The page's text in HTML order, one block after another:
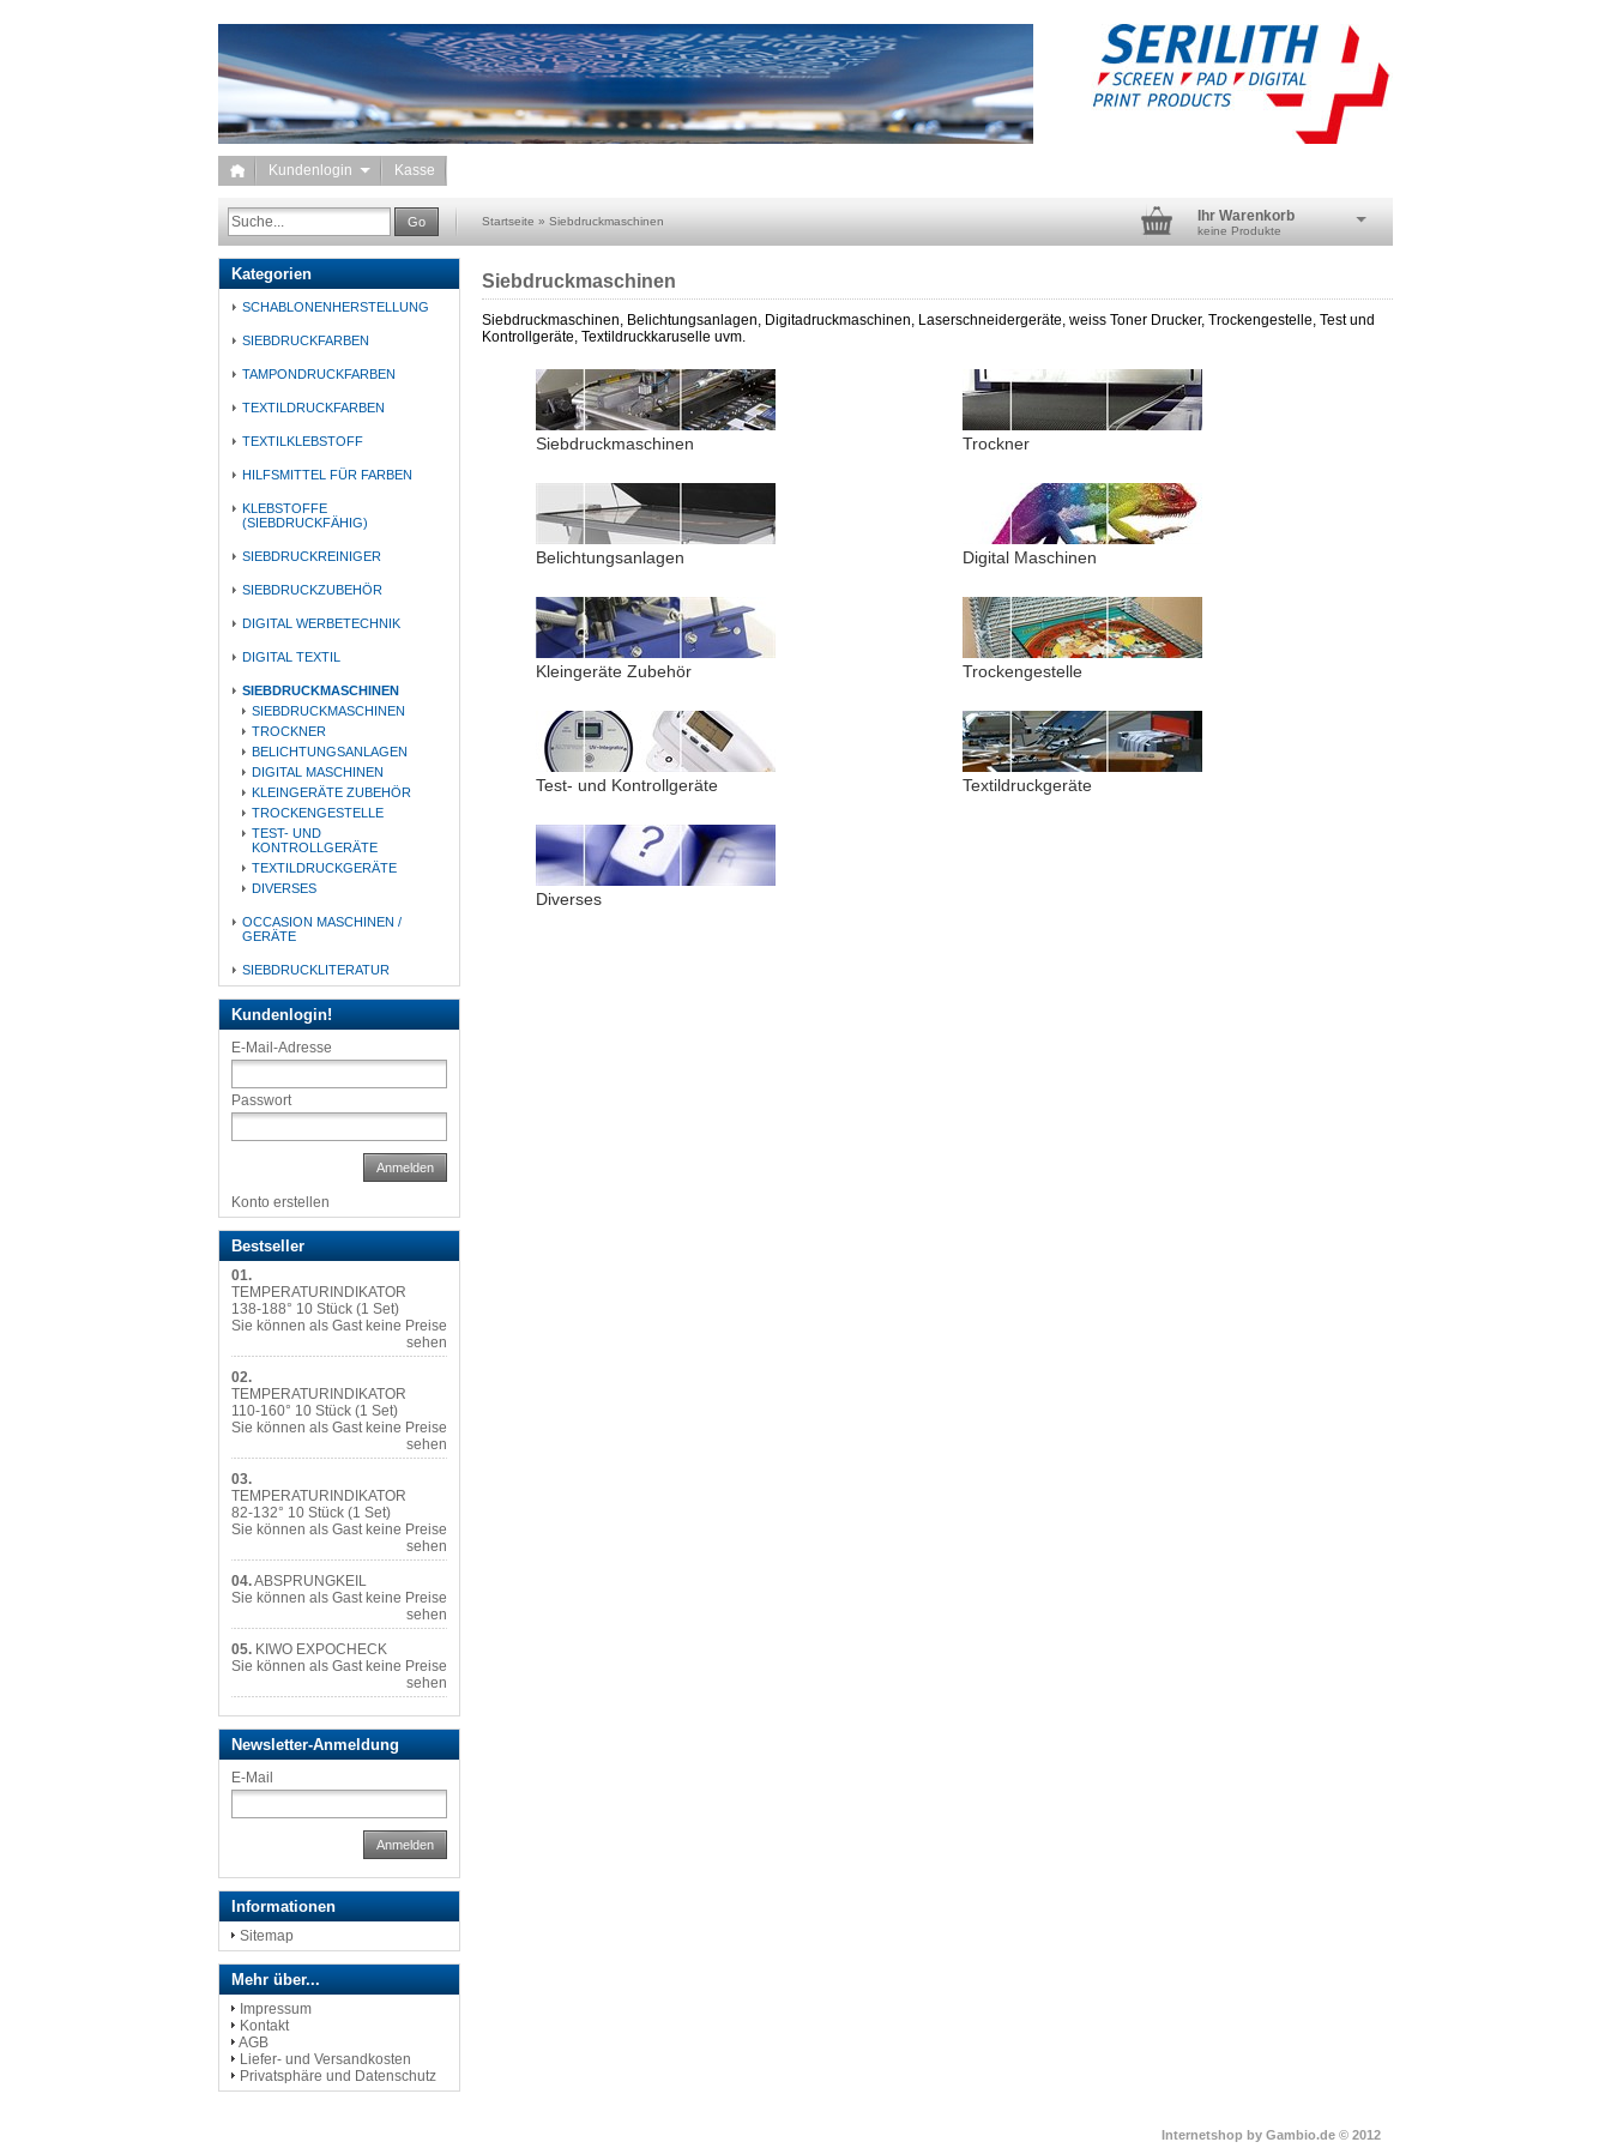
Kundenlogin Kasse
Go Startseite » Siebdruckmaschinen Ihr Warenkorb
keine Produkte
Siebdruckmaschinen
Siebdruckmaschinen, Belichtungsanlagen, Digitadruckmaschinen, Laserschneidergeräte, weiss Toner Drucker, Trockengestelle, Test und
Kontrollgeräte, Textildruckkaruselle uvm.
Siebdruckmaschinen Trockner
Belichtungsanlagen Digital Maschinen
Kleingeräte Zubehör Trockengestelle
Test- und Kontrollgeräte Textildruckgeräte
Diverses
Kategorien
SCHABLONENHERSTELLUNG
SIEBDRUCKFARBEN
TAMPONDRUCKFARBEN
TEXTILDRUCKFARBEN
TEXTILKLEBSTOFF
HILFSMITTEL FÜR FARBEN
KLEBSTOFFE
(SIEBDRUCKFÄHIG)
SIEBDRUCKREINIGER
SIEBDRUCKZUBEHÖR
DIGITAL WERBETECHNIK
DIGITAL TEXTIL
SIEBDRUCKMASCHINEN
SIEBDRUCKMASCHINEN
TROCKNER
BELICHTUNGSANLAGEN
DIGITAL MASCHINEN
KLEINGERÄTE ZUBEHÖR
TROCKENGESTELLE
TEST- UND
KONTROLLGERÄTE
TEXTILDRUCKGERÄTE
DIVERSES
OCCASION MASCHINEN /
GERÄTE
SIEBDRUCKLITERATUR
Kundenlogin!
E-Mail-Adresse
Passwort
Anmelden
Konto erstellen
Bestseller
01.
TEMPERATURINDIKATOR
138-188° 10 Stück (1 Set)
Sie können als Gast keine Preise
sehen
02.
TEMPERATURINDIKATOR
110-160° 10 Stück (1 Set)
Sie können als Gast keine Preise
sehen
03.
TEMPERATURINDIKATOR
82-132° 10 Stück (1 Set)
Sie können als Gast keine Preise
sehen
04.ABSPRUNGKEIL
Sie können als Gast keine Preise
sehen
05. KIWO EXPOCHECK
Sie können als Gast keine Preise
sehen
Newsletter-Anmeldung
E-Mail
Anmelden
Informationen
Sitemap
Mehr über...
Impressum
Kontakt
AGB
Liefer- und Versandkosten
Privatsphäre und Datenschutz
Internetshop by Gambio.de © 2012